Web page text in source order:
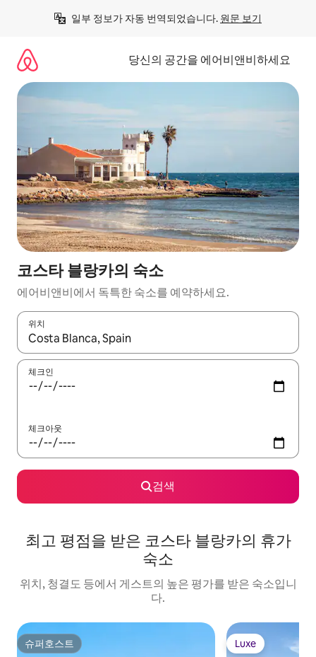
일부 정보가 자동 번역되었습니다. 원문 보기
당신의 공간을 에어비앤비하세요
코스타 블랑카의 숙소
에어비앤비에서 독특한 숙소를 예약하세요.
위치
결과가 나오면 위·아래 화살표 키를 사용하거나 터치 또는 스와이
체크인
체크아웃
검색
최고 평점을 받은 코스타 블랑카의 휴가
숙소
위치, 청결도 등에서 게스트의 높은 평가를 받은 숙소입니
다.
슈퍼호스트
슈퍼호스트 Luxe
Luxe